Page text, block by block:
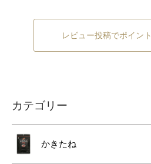
レビュー投稿でポイン
カテゴリー
かきたね